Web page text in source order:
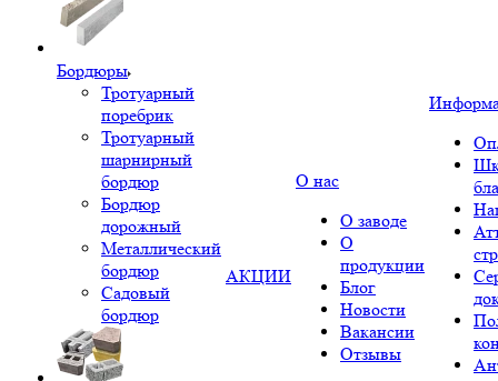
Бордюры
Тротуарный
поребрик
Тротуарный
шарнирный
бордюр
Бордюр
дорожный
Металлический
бордюр
Садовый
бордюр
АКЦИИ
О нас
О заводе
О
продукции
Блог
Новости
Вакансии
Отзывы